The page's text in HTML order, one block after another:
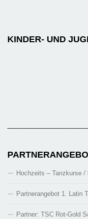
KINDER- UND
Hochzeits – Tanzkurse /
Partnerangebot 1. Latin
Partner: TSC Rot-Gold